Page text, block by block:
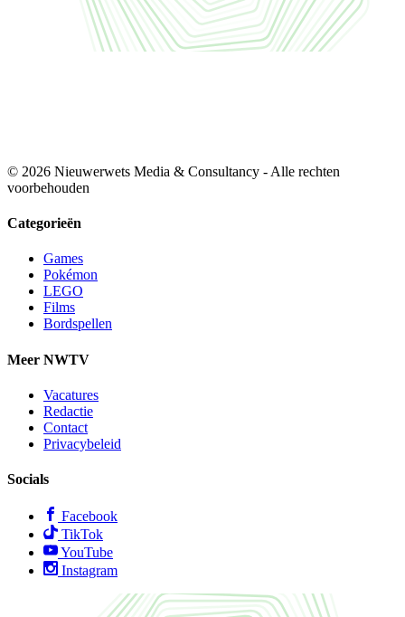
© 2026 Nieuwerwets Media & Consultancy - Alle rechten
voorbehouden
Categorieën
Games
Pokémon
LEGO
Films
Bordspellen
Meer NWTV
Vacatures
Redactie
Contact
Privacybeleid
Socials
Facebook
TikTok
YouTube
Instagram